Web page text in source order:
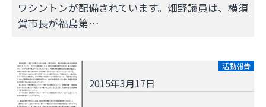
ワシントンが配備されています。畑野議員は、横須
賀市長が福島第…
活動報告
2015年3月17日